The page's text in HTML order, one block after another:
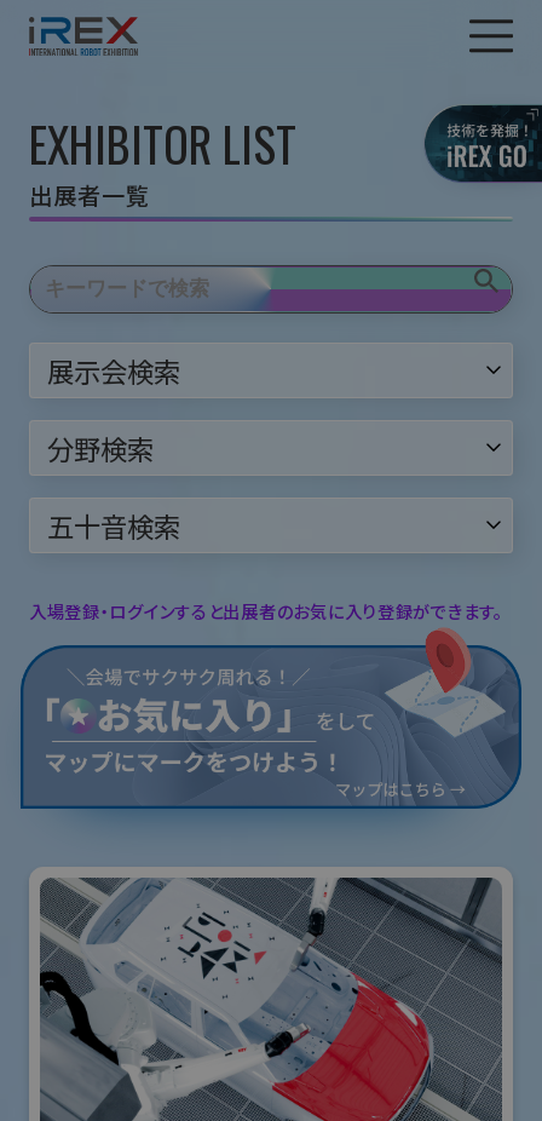
EXHIBITOR LIST
出展者一覧
入場登録・ログインすると出展者のお気に入り登録ができます。